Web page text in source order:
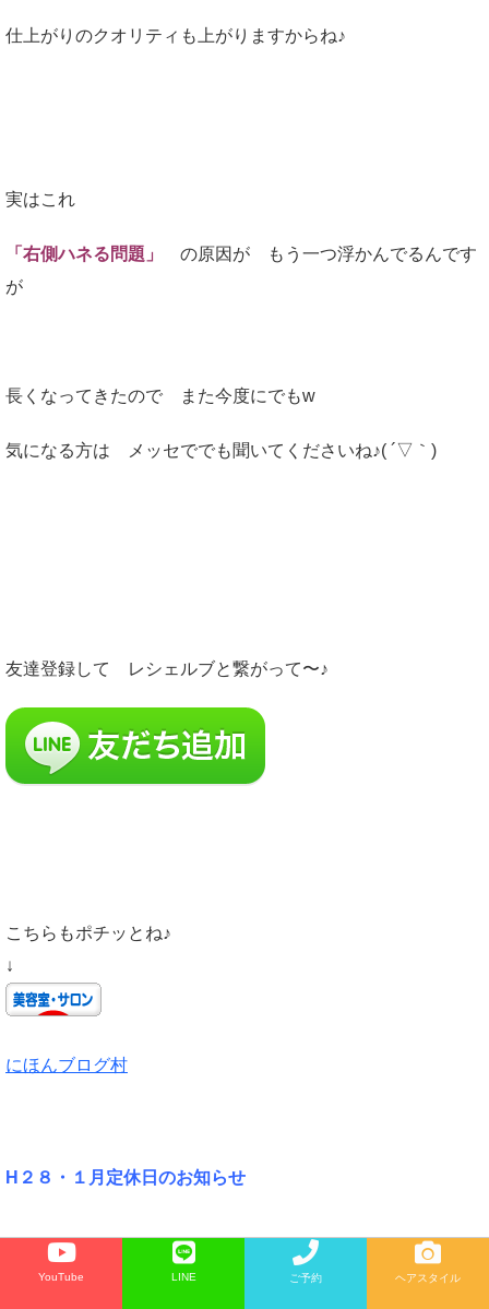
仕上がりのクオリティも上がりますからね♪
実はこれ
「右側ハネる問題」
の原因が もう一つ浮かんでるんです
が
長くなってきたので また今度にでもw
気になる方は メッセででも聞いてくださいね♪( ´▽｀)
友達登録して レシェルブと繋がって〜♪
こちらもポチッとね♪
↓
にほんブログ村
H２８・１月定休日のお知らせ
１月 １日〜４日まで 正月休み
YouTube LINE ご予約 ヘアスタイル